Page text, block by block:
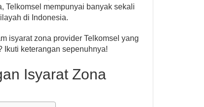
Telkomsel mempunyai banyak sekali
di Indonesia.
isyarat zona provider Telkomsel yang
Ikuti keterangan sepenuhnya!
Isyarat Zona